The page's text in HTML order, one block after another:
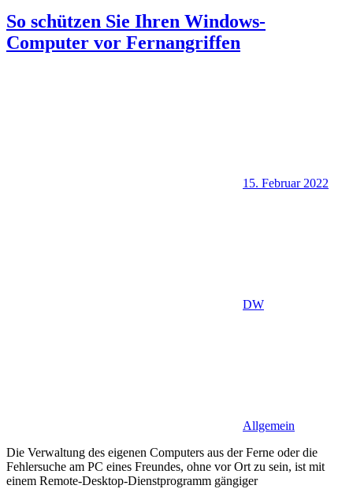
So schützen Sie Ihren Windows-
Computer vor Fernangriffen
15. Februar 2022
DW
Allgemein
Die Verwaltung des eigenen Computers aus der Ferne oder die
Fehlersuche am PC eines Freundes, ohne vor Ort zu sein, ist mit
einem Remote-Desktop-Dienstprogramm gängiger